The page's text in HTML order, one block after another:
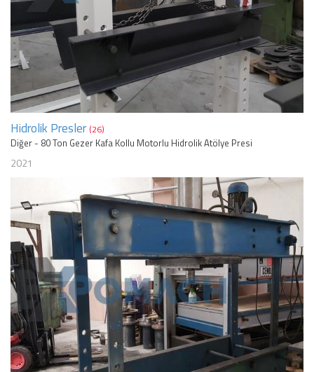
Hidrolik Presler (26)
Diğer - 80 Ton Gezer Kafa Kollu Motorlu Hidrolik Atölye Presi
2021